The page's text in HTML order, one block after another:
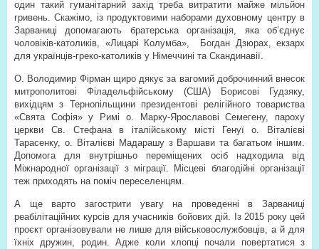
один такий гуманітарний захід треба витратити майже мільйон
гривень. Скажімо, із продуктовими наборами духовному центру в
Зарваниці допомагають братерська організація, яка об’єднує
чоловіків-католиків, «Лицарі Колумба»,
Богдан Дзюрах, екзарх
для українців-греко-католиків у Німеччині та Скандинавії.
О. Володимир Фірман щиро дякує за вагомий доброчинний внесок
митрополитові Філадельфійському (США) Борисові Гудзяку,
вихідцям з Тернопільщини президентові релігійного товариства
«Свята Софія» у Римі о. Марку-Ярославові Семегену, пароху
церкви Св. Стефана в італійському місті Генуї о. Віталієві
Тарасенку, о. Віталієві Мадарашу з Варшави та багатьом іншим.
Допомога для внутрішньо переміщених осіб надходила від
Міжнародної організації з міграції. Місцеві благодійні організації
теж приходять на поміч переселенцям.
А ще варто загострити увагу на проведенні в Зарваниці
реабілітаційних курсів для учасників бойових дій. Із 2015 року цей
проєкт організовували не лише для військовослужбовців, а й для
їхніх дружин, родин. Адже коли хлопці почали повертатися з